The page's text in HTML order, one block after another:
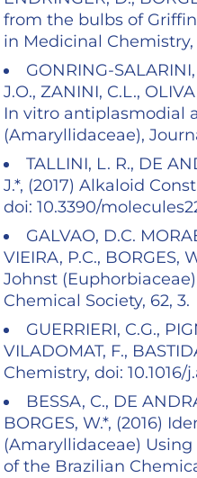
from the bulbs of
in Medicinal Chemistry,
GONRING-
J.O., ZANINI, C.L.,
In vitro antiplasmodial
(Amaryllidaceae),
TALLINI, L. R., DE
J.*, (2017) Alkaloid
doi: 10.3390/
GALVAO, D.C.
VIEIRA, P.C.,
Johnst
Chemical Society, 62, 3.
GUERRIERI, C.G.,
VILADOMAT, F.,
Chemistry, doi: 10.1016/
BESSA, C., DE
BORGES, W.*, (2016)
(Amaryllidaceae)
of the Brazilian